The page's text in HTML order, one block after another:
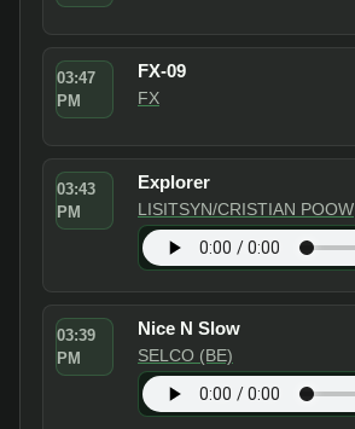
03:47
PM
FX-09
FX
03:43
PM
Explorer
LISITSYN/CRISTIAN POOW
03:39
PM
Nice N Slow
SELCO (BE)